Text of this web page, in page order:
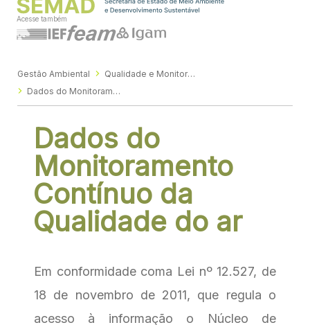
Acesse também
Gestão Ambiental
Qualidade e Monitoramento Ambiental
Dados do Monitoramento Contínuo da Qualidade do ar
Dados do
Monitoramento
Contínuo da
Qualidade do ar
Em conformidade coma Lei nº 12.527, de
18 de novembro de 2011, que regula o
acesso à informação o Núcleo de